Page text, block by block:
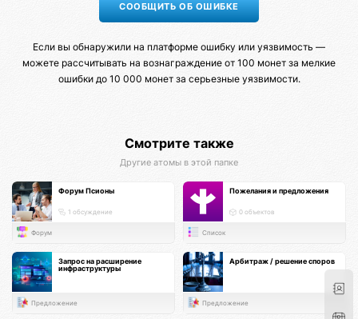
Если вы обнаружили на платформе ошибку или уязвимость —
можете рассчитывать на вознаграждение от 100 монет за мелкие
ошибки до 10 000 монет за серьезные уязвимости.
Смотрите также
Другие атомы в этой папке
Форум Псионы
1 обсуждение
Форум
Пожелания и предложения
0 объектов
Список
Запрос на расширение
инфраструктуры
Предложение
Арбитраж / решение споров
Предложение